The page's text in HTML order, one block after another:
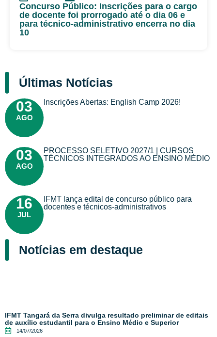
Concurso Público: Inscrições para o cargo
de docente foi prorrogado até o dia 06 e
para técnico-administrativo encerra no dia
10
Últimas Notícias
03
AGO
Inscrições Abertas: English Camp 2026!
03
AGO
PROCESSO SELETIVO 2027/1 | CURSOS
TÉCNICOS INTEGRADOS AO ENSINO MÉDIO
16
JUL
IFMT lança edital de concurso público para
docentes e técnicos-administrativos
Notícias em destaque
IFMT Tangará da Serra divulga resultado preliminar de editais
de auxílio estudantil para o Ensino Médio e Superior
14/07/2026